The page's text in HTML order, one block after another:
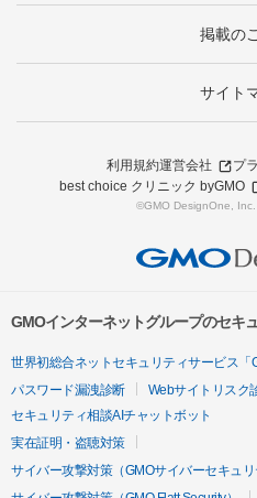
掲載の
サイト
利用規約運営会社
プ
best choice クリニック byGMO
©GMO DesignOne, Inc.
GMOインターネットグループのセキ
世界初総合ネットセキュリティサービス「
パスワード漏洩診断
Webサイトリスク
セキュリティ相談AIチャットボット
実在証明・盗聴対策
サイバー攻撃対策（GMOサイバーセキュリ